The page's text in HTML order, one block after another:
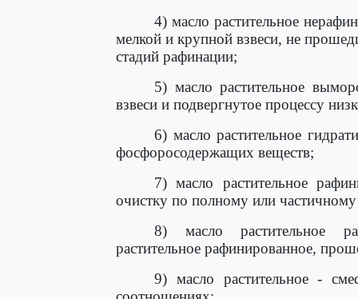
4) масло растительное
мелкой и крупной взвеси, не
стадий рафинации;
5) масло растительное
взвеси и подвергнутое процессу
6) масло растительное
фосфоросодержащих веществ;
7) масло растительное
очистку по полному или
8) масло растительное
растительное рафинированное,
9) масло растительное -